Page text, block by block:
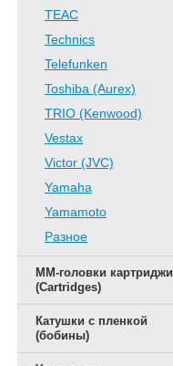
TEAC
Technics
Telefunken
Toshiba (Aurex)
TRIO (Kenwood)
Vestax
Victor (JVC)
Yamaha
Yamamoto
Разное
ММ-головки картриджи
(Cartridges)
Катушки с пленкой
(бобины)